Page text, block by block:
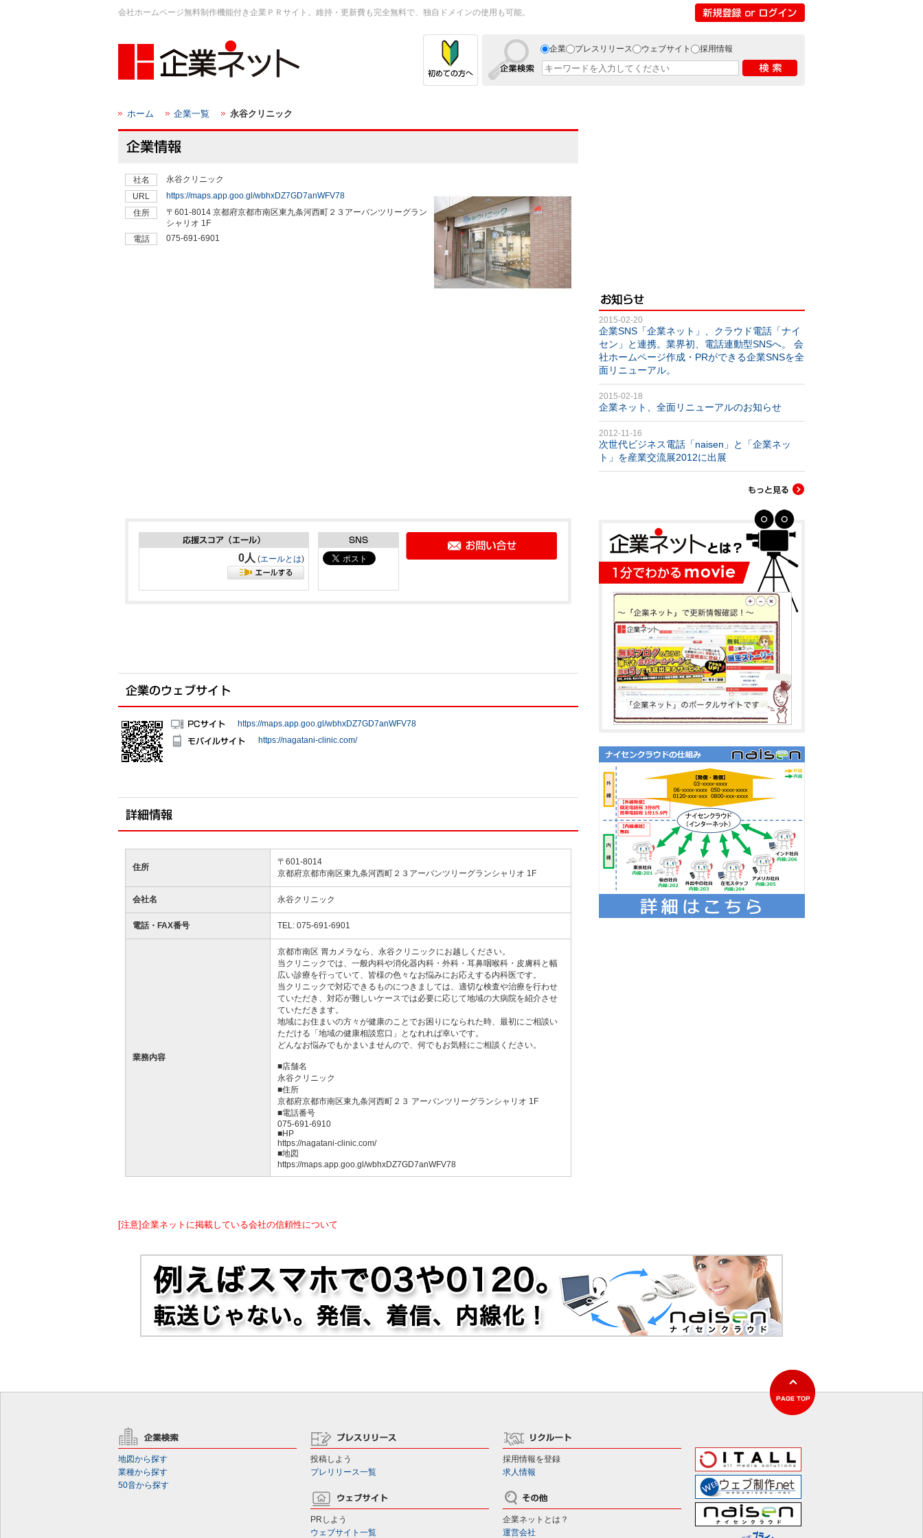
会社ホームページ無料制作機能付き企業ＰＲサイト。維持・更新費も完全無料で、独自ドメインの使用も可能。
企業 プレスリリース ウェブサイト 採用情報
ホーム 企業一覧 永谷クリニック
社名
永谷クリニック
URL
https://maps.app.goo.gl/wbhxDZ7GD7anWFV78
住所
〒601-8014 京都府京都市南区東九条河西町２３アーバンツリーグラン
シャリオ 1F
電話
075-691-6901
0人 (エールとは)
https://maps.app.goo.gl/wbhxDZ7GD7anWFV78
https://nagatani-clinic.com/
住所
〒601-8014
京都府京都市南区東九条河西町２３アーバンツリーグランシャリオ 1F
会社名 永谷クリニック
電話・FAX番号 TEL: 075-691-6901
業務内容
京都市南区 胃カメラなら、永谷クリニックにお越しください。
当クリニックでは、一般内科や消化器内科・外科・耳鼻咽喉科・皮膚科と幅
広い診療を行っていて、皆様の色々なお悩みにお応えする内科医です。
当クリニックで対応できるものにつきましては、適切な検査や治療を行わせ
ていただき、対応が難しいケースでは必要に応じて地域の大病院を紹介させ
ていただきます。
地域にお住まいの方々が健康のことでお困りになられた時、最初にご相談い
ただける「地域の健康相談窓口」となれれば幸いです。
どんなお悩みでもかまいませんので、何でもお気軽にご相談ください。
■店舗名
永谷クリニック
■住所
京都府京都市南区東九条河西町２３ アーバンツリーグランシャリオ 1F
■電話番号
075-691-6910
■HP
https://nagatani-clinic.com/
■地図
https://maps.app.goo.gl/wbhxDZ7GD7anWFV78
[注意]企業ネットに掲載している会社の信頼性について
2015-02-20
企業SNS「企業ネット」、クラウド電話「ナイ
セン」と連携。業界初、電話連動型SNSへ。 会
社ホームページ作成・PRができる企業SNSを全
面リニューアル。
2015-02-18
企業ネット、全面リニューアルのお知らせ
2012-11-16
次世代ビジネス電話「naisen」と「企業ネッ
ト」を産業交流展2012に出展
地図から探す
業種から探す
50音から探す
投稿しよう
プレリリース一覧
PRしよう
ウェブサイト一覧
採用情報を登録
求人情報
企業ネットとは？
運営会社